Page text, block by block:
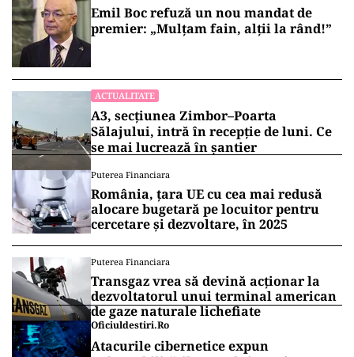
Emil Boc refuză un nou mandat de
premier: „Mulțam fain, alții la rând!”
ACTUALITATE
A3, secțiunea Zimbor–Poarta
Sălajului, intră în recepție de luni. Ce
se mai lucrează în șantier
Puterea Financiara
România, țara UE cu cea mai redusă
alocare bugetară pe locuitor pentru
cercetare și dezvoltare, în 2025
Puterea Financiara
Transgaz vrea să devină acționar la
dezvoltatorul unui terminal american
de gaze naturale lichefiate
Oficiuldestiri.ro
Atacurile cibernetice expun